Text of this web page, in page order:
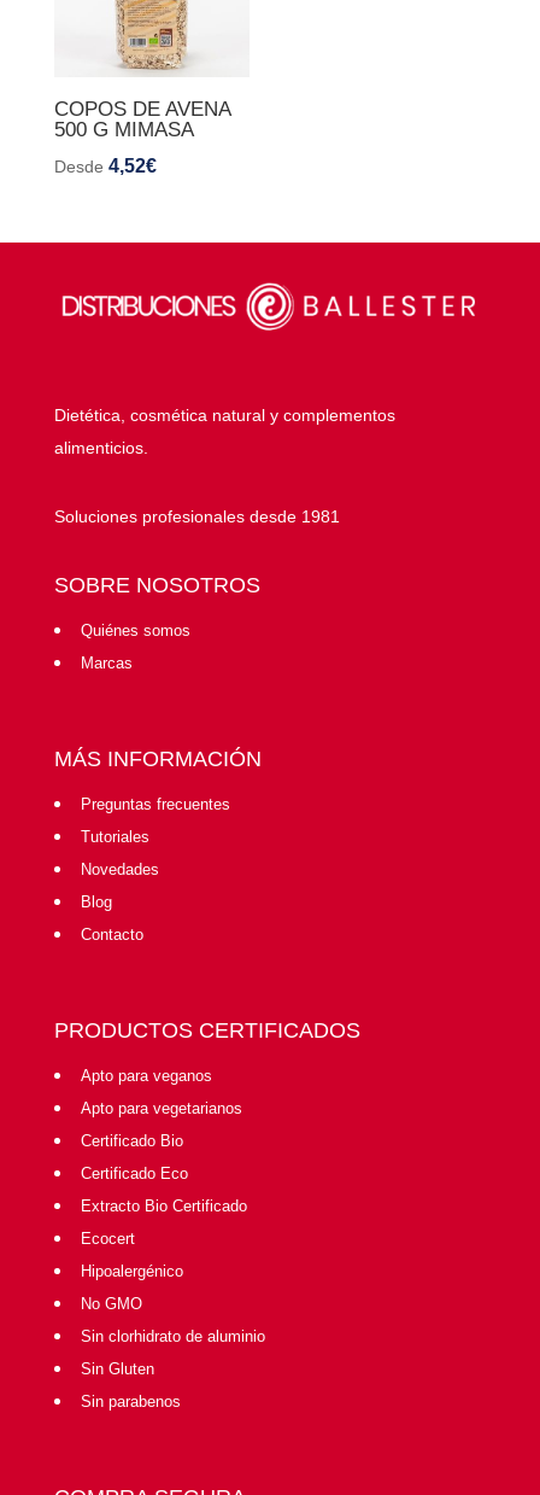
COPOS DE AVENA
500 G MIMASA
Desde 4,52€
Dietética, cosmética natural y complementos
alimenticios.
Soluciones profesionales desde 1981
SOBRE NOSOTROS
Quiénes somos
Marcas
MÁS INFORMACIÓN
Preguntas frecuentes
Tutoriales
Novedades
Blog
Contacto
PRODUCTOS CERTIFICADOS
Apto para veganos
Apto para vegetarianos
Certificado Bio
Certificado Eco
Extracto Bio Certificado
Ecocert
Hipoalergénico
No GMO
Sin clorhidrato de aluminio
Sin Gluten
Sin parabenos